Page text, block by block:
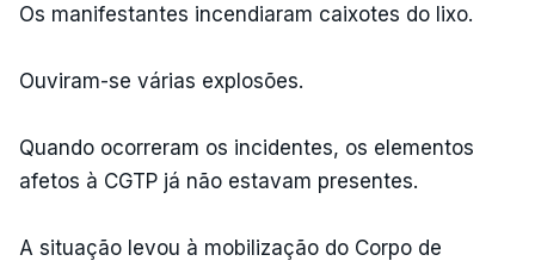
Os manifestantes incendiaram caixotes do lixo.
Ouviram-se várias explosões.
Quando ocorreram os incidentes, os elementos
afetos à CGTP já não estavam presentes.
A situação levou à mobilização do Corpo de